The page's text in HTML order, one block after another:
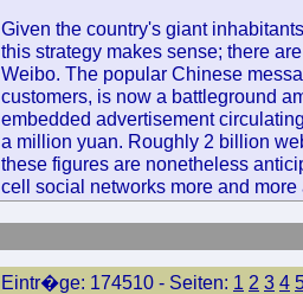
Given the country's giant
this strategy makes sense; there
Weibo. The popular Chinese
customers, is now a battleground
embedded advertisement
a million yuan. Roughly 2 billion
these figures are nonetheless
cell social networks more and more
Eintr�ge: 174510 - Seiten: 1 2 3 4